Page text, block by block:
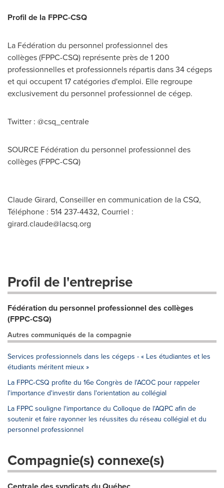
Profil de la FPPC-CSQ
La Fédération du personnel professionnel des
collèges (FPPC-CSQ) représente près de 1 200
professionnelles et professionnels répartis dans 34 cégeps
et qui occupent 17 catégories d'emploi. Elle regroupe
exclusivement du personnel professionnel de cégep.
Twitter : @csq_centrale
SOURCE Fédération du personnel professionnel des
collèges (FPPC-CSQ)
Claude Girard, Conseiller en communication de la CSQ,
Téléphone : 514 237-4432, Courriel :
girard.claude@lacsq.org
Profil de l'entreprise
Fédération du personnel professionnel des collèges
(FPPC-CSQ)
Autres communiqués de la compagnie
Services professionnels dans les cégeps - « Les étudiantes et les
étudiants méritent mieux »
La FPPC‑CSQ profite du 16e Congrès de l'ACOC pour rappeler
l'importance d'investir dans l'orientation au collégial
La FPPC souligne l'importance du Colloque de l'AQPC afin de
soutenir et faire rayonner les réussites du réseau collégial et du
personnel professionnel
Compagnie(s) connexe(s)